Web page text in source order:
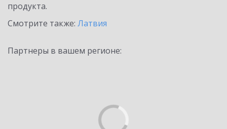
продукта.
Смотрите также: Латвия
Партнеры в вашем регионе: